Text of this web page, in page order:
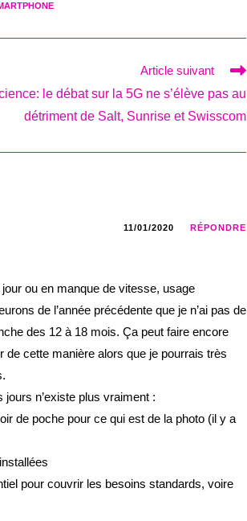
Article suivant
le débat sur la 5G ne s’élève pas au
détriment de Salt, Sunrise et Swisscom
11/01/2020 RÉPONDRE
ou en manque de vitesse, usage
de l’année précédente que je n’ai pas de
des 12 à 18 mois. Ça peut faire encore
cette manière alors que je pourrais très
n’existe plus vraiment :
de poche pour ce qui est de la photo (il y a
pour couvrir les besoins standards, voire